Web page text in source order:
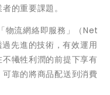
的重要課題。
物流網絡即服務」（Net
先進的技術，有效運用
犧牲利潤的前提下享有
靠的將商品配送到消費